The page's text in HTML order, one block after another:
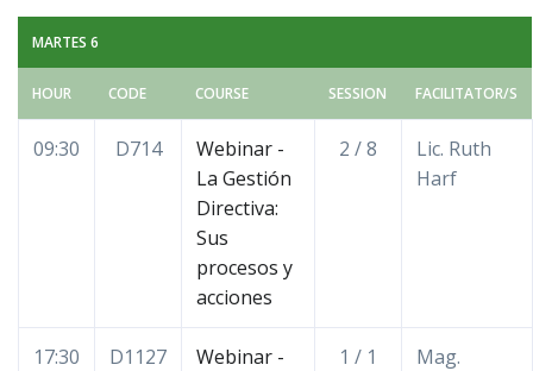
MARTES 6
HOUR CODE COURSE SESSION FACILITATOR/S
09:30 D714
Webinar -
La Gestión
Directiva:
Sus
procesos y
acciones
2 / 8
Lic. Ruth
Harf
17:30 D1127
Webinar -
1 / 1
Mag.